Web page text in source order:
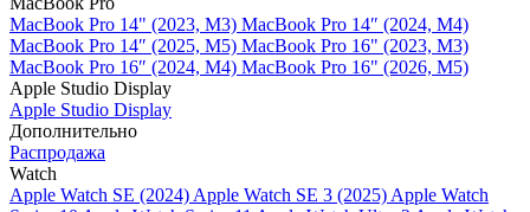
MacBook Pro 14" (2023, M3) MacBook Pro 14″ (2024, M4)
MacBook Pro 14″ (2025, M5) MacBook Pro 16" (2023, M3)
MacBook Pro 16″ (2024, M4) MacBook Pro 16" (2026, M5)
Apple Studio Display
Apple Studio Display
Дополнительно
Распродажа
Watch
Apple Watch SE (2024) Apple Watch SE 3 (2025) Apple Watch